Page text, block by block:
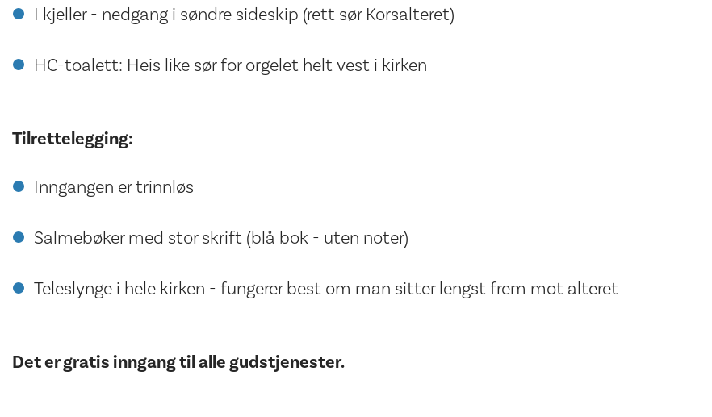
I kjeller - nedgang i søndre sideskip (rett sør Korsalteret)
HC-toalett: Heis like sør for orgelet helt vest i kirken
Tilrettelegging:
Inngangen er trinnløs
Salmebøker med stor skrift (blå bok - uten noter)
Teleslynge i hele kirken - fungerer best om man sitter lengst frem mot alteret
Det er gratis inngang til alle gudstjenester.